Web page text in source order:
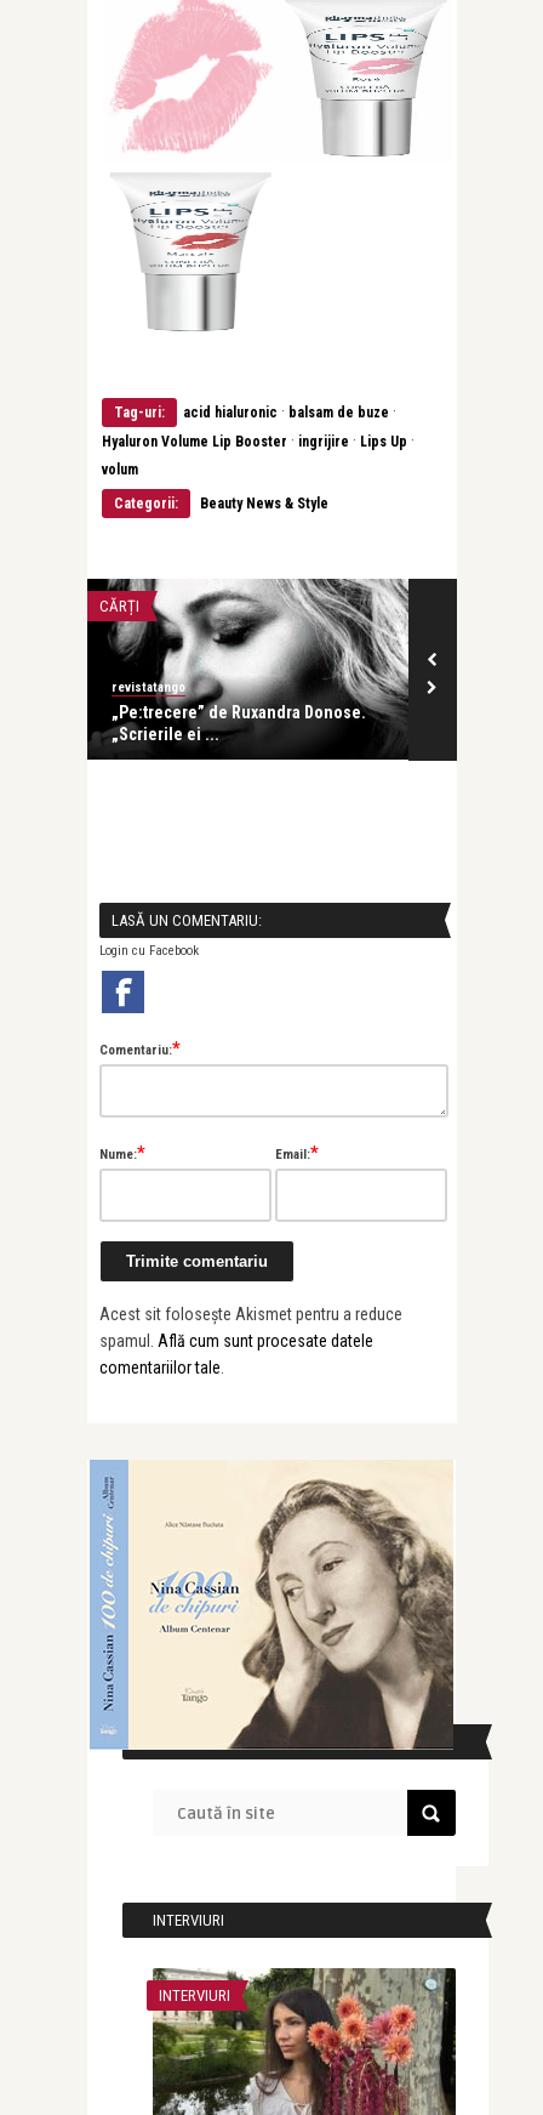
Tag-uri: acid hialuronic · balsam de buze ·
Hyaluron Volume Lip Booster · ingrijire · Lips Up ·
volum
Categorii:
Beauty News & Style
CĂRȚI
revistatango
„Pe:trecere” de Ruxandra Donose.
„Scrierile ei ...
LASĂ UN COMENTARIU:
Login cu Facebook
Comentariu:*
Nume:* Email:*
Acest sit folosește Akismet pentru a reduce
spamul. Află cum sunt procesate datele
comentariilor tale.
CAUTĂ ÎN SITE
INTERVIURI
INTERVIURI